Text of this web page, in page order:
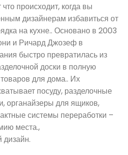
происходит, когда вы
дизайнерам избавиться от
на кухне.. Основано в 2003
и Ричард Джозеф в
быстро превратилась из
доски в полную
для дома.. Их
посуду, разделочные
органайзеры для ящиков,
системы переработки –
места.,